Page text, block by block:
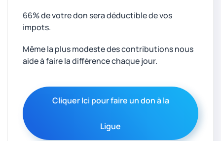
66% de votre don sera déductible de vos
impots.
Même la plus modeste des contributions nous
aide à faire la différence chaque jour.
Cliquer Ici pour faire un don à la
Ligue